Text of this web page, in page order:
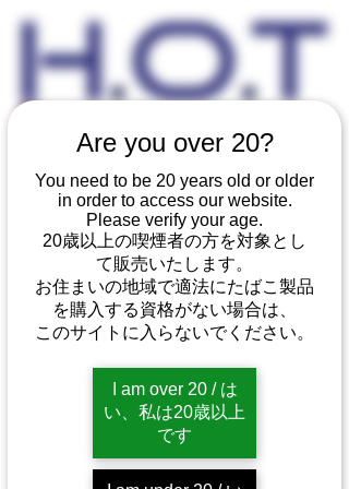
Are you over 20?
You need to be 20 years old or older
in order to access our website.
Please verify your age.
20歳以上の喫煙者の方を対象とし
て販売いたします。
お住まいの地域で適法にたばこ製品
を購入する資格がない場合は、
このサイトに入らないでください。
I am over 20 / は
い、私は20歳以上
です
加熱式たばこ
20歳以上の喫煙者の方を対象とし
て販売いたします。
お住まいの地域で適法にたばこ製
品を購入する資格がない場合は、
い。
はい、私は20歳以上です